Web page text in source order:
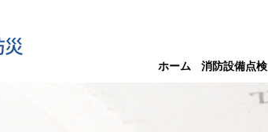
ホーム 消防設備点検